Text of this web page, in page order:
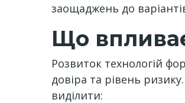
заощаджень до
Що
Розвиток технологій
довіра та рівень
виділити: